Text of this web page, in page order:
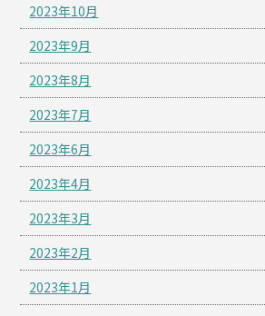
2023年10月
2023年9月
2023年8月
2023年7月
2023年6月
2023年4月
2023年3月
2023年2月
2023年1月